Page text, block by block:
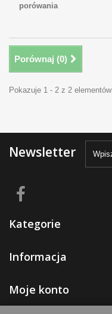
porówania
Porównaj (0)
Pokazuje 1 - 2 z 2 elementów
Newsletter
Kategorie
Informacja
Moje konto